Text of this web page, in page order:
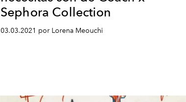
Sephora Collection
03.03.2021 por Lorena Meouchi